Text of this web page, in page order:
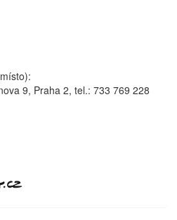
9, Praha 2, tel.: 733 769 228